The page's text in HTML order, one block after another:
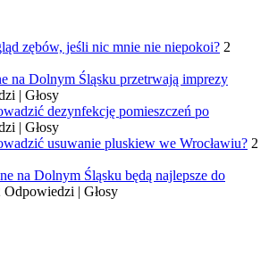
zębów, jeśli nic mnie nie niepokoi? 2
na Dolnym Śląsku przetrwają imprezy
| Głosy
dezynfekcję pomieszczeń po
| Głosy
usuwanie pluskiew we Wrocławiu? 2
na Dolnym Śląsku będą najlepsze do
Odpowiedzi | Głosy